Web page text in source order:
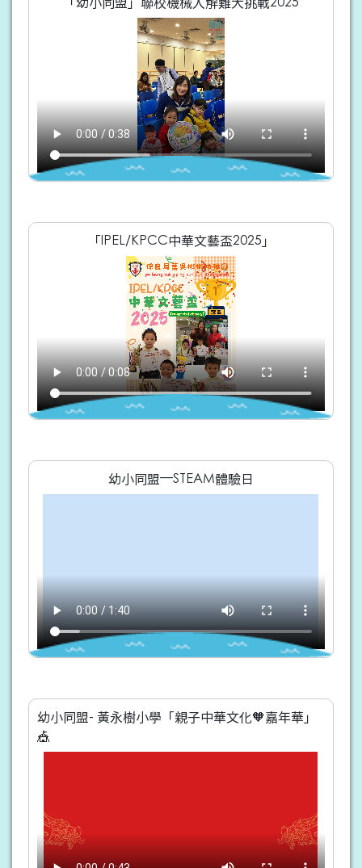
「IPEL/KPCC中華文藝盃2025」
幼小同盟—STEAM體驗日
幼小同盟- 黃永樹小學「親子中華文化🧡嘉年華」
🎪